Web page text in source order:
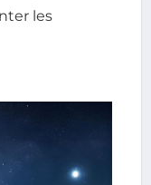
les